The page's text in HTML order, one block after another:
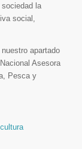
la
social,
apartado
Asesora
Pesca y